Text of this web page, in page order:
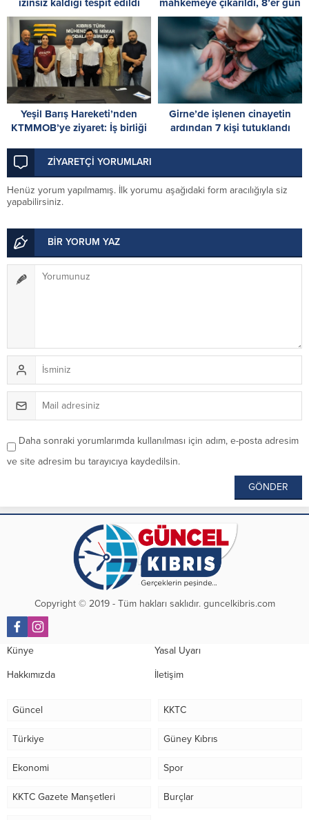
izinsiz kaldığı tespit edildi
mahkemeye çıkarıldı, 8’er gün
tutukluluk emri verildi
Yeşil Barış Hareketi’nden
KTMMOB’ye ziyaret: İş birliği
Girne’de işlenen cinayetin
ardından 7 kişi tutuklandı
ZİYARETÇİ YORUMLARI
Henüz yorum yapılmamış. İlk yorumu aşağıdaki form aracılığıyla siz
yapabilirsiniz.
BİR YORUM YAZ
Daha sonraki yorumlarımda kullanılması için adım, e-posta adresim
ve site adresim bu tarayıcıya kaydedilsin.
Copyright © 2019 - Tüm hakları saklıdır. guncelkibris.com
Künye Yasal Uyarı
Hakkımızda İletişim
Güncel KKTC
Türkiye Güney Kıbrıs
Ekonomi Spor
KKTC Gazete Manşetleri Burçlar